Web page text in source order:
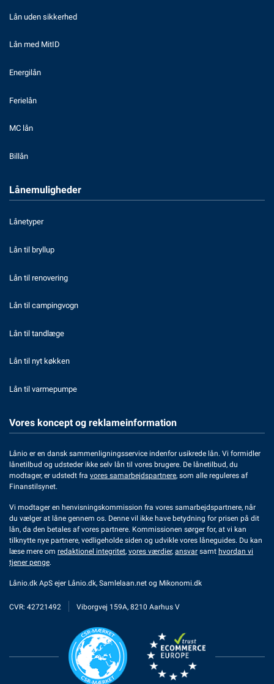
Lån uden sikkerhed
Lån med MitID
Energilån
Ferielån
MC lån
Billån
Lånemuligheder
Lånetyper
Lån til bryllup
Lån til renovering
Lån til campingvogn
Lån til tandlæge
Lån til nyt køkken
Lån til varmepumpe
Vores koncept og reklameinformation
Lånio er en dansk sammenligningsservice indenfor usikrede lån. Vi formidler
lånetilbud og udsteder ikke selv lån til vores brugere. De lånetilbud, du
modtager, er udstedt fra vores samarbejdspartnere, som alle reguleres af
Finanstilsynet.
Vi modtager en henvisningskommission fra vores samarbejdspartnere, når
du vælger at låne gennem os. Denne vil ikke have betydning for prisen på dit
lån, da den betales af vores partnere. Kommissionen sørger for, at vi kan
tilknytte nye partnere, vedligeholde siden og udvikle vores låneguides. Du kan
læse mere om redaktionel integritet, vores værdier, ansvar samt hvordan vi
tjener penge.
Lånio.dk ApS ejer Lånio.dk, Samlelaan.net og Mikonomi.dk
CVR: 42721492 Viborgvej 159A, 8210 Aarhus V